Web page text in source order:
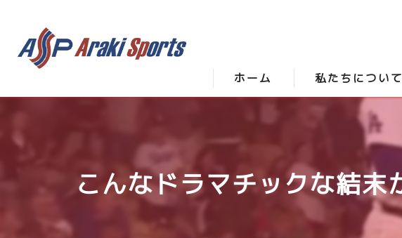
ホーム 私たちについて
スタッフ紹介
こんなドラマチックな結